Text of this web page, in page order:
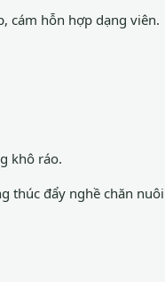
cám hỗn hợp dạng viên.
khô ráo.
thúc đẩy nghề chăn